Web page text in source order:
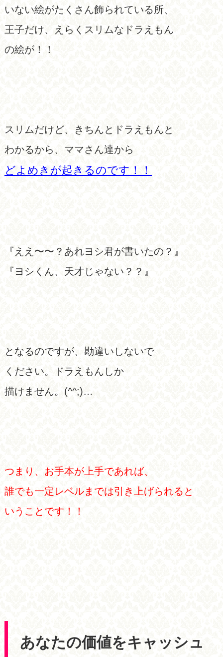
いない絵がたくさん飾られている所、
王子だけ、えらくスリムなドラえもん
の絵が！！
スリムだけど、きちんとドラえもんと
わかるから、ママさん達から
どよめきが起きるのです！！
『ええ〜〜？あれヨシ君が書いたの？』
『ヨシくん、天才じゃない？？』
となるのですが、勘違いしないで
ください。ドラえもんしか
描けません。(^^;)…
つまり、お手本が上手であれば、
誰でも一定レベルまでは引き上げられると
いうことです！！
あなたの価値をキャッシュ